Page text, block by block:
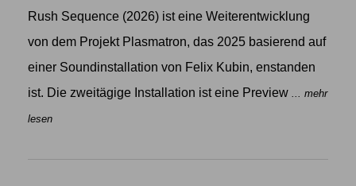
Rush Sequence (2026) ist eine Weiterentwicklung
von dem Projekt Plasmatron, das 2025 basierend auf
einer Soundinstallation von Felix Kubin, enstanden
ist. Die zweitägige Installation ist eine Preview ... mehr
lesen